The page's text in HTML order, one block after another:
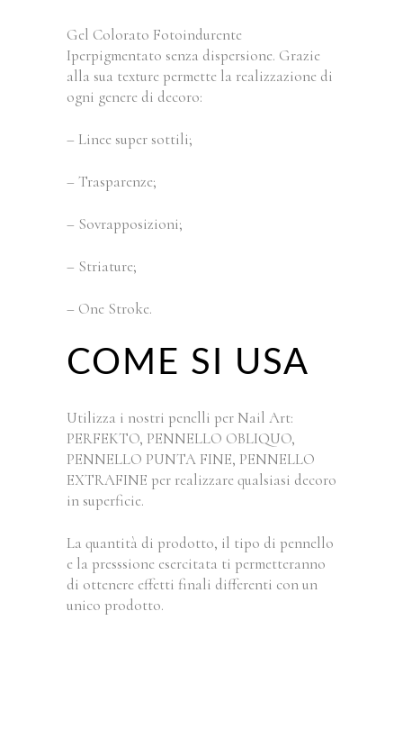
Gel Colorato Fotoindurente
Iperpigmentato senza dispersione. Grazie
alla sua texture permette la realizzazione di
ogni genere di decoro:
– Linee super sottili;
– Trasparenze;
– Sovrapposizioni;
– Striature;
– One Stroke.
COME SI USA
Utilizza i nostri penelli per Nail Art:
PERFEKTO, PENNELLO OBLIQUO,
PENNELLO PUNTA FINE, PENNELLO
EXTRAFINE per realizzare qualsiasi decoro
in superficie.
La quantità di prodotto, il tipo di pennello
e la presssione esercitata ti permetteranno
di ottenere effetti finali differenti con un
unico prodotto.